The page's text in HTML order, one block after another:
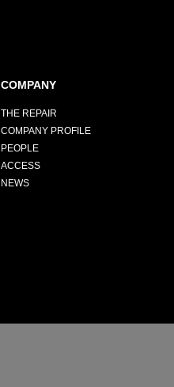
COMPANY
THE REPAIR
COMPANY PROFILE
PEOPLE
ACCESS
NEWS